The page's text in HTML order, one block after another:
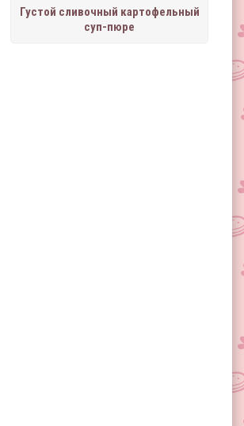
Густой сливочный картофельный
суп-пюре